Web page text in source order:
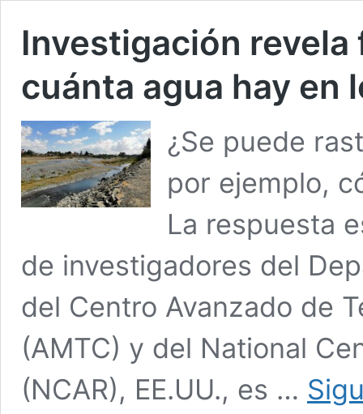
Investigación
cuánta agua hay en
¿Se puede
por ejemplo,
La respuesta
de investigadores del
del Centro Avanzado de
(AMTC) y del National
(NCAR), EE.UU., es …